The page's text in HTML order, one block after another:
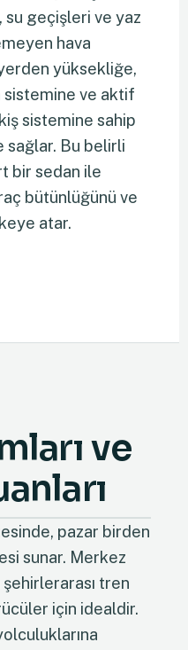
su geçişleri ve yaz
hava
yüksekliğe,
sistemine ve aktif
sistemine sahip
sağlar. Bu belirli
bir sedan ile
bütünlüğünü ve
atar.
ve
pazar birden
sunar. Merkez
tren
için idealdir.